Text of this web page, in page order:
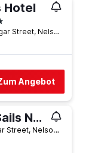
Hotel
66 Trafalgar Street, Nelson, Neuseeland
Angebot
The Sails Nelson
7 Trafalgar Street, Nelson, Neuseeland